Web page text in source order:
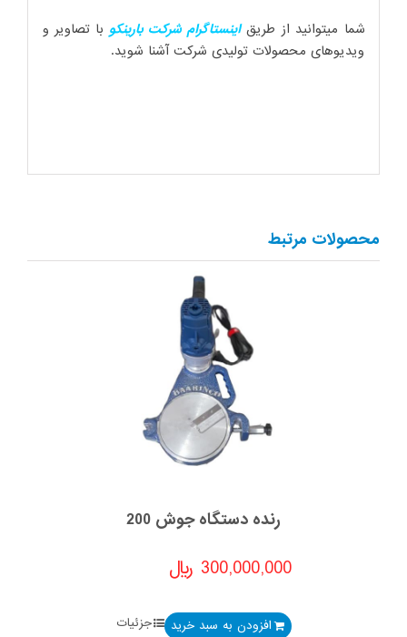
شما میتوانید از طریقاینستاگرام شرکت بارینکو با تصاویر و
ویدیوهای محصولات تولیدی شرکت آشنا شوید.
محصولات مرتبط
رنده دستگاه جوش 200
﷼ 300,000,000
افزودن به سبد خرید جزئیات